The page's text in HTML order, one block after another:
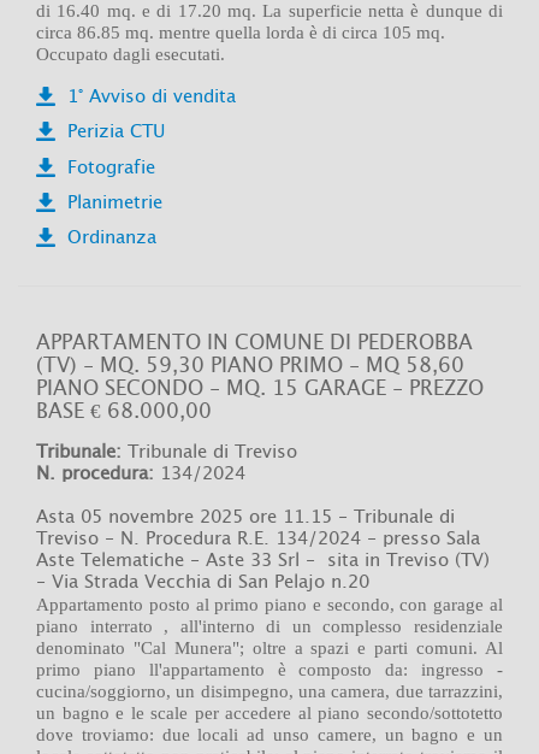
di 16.40 mq. e di 17.20 mq. La superficie netta è dunque di
circa 86.85 mq. mentre quella lorda è di circa 105 mq.
Occupato dagli esecutati.
1° Avviso di vendita
Perizia CTU
Fotografie
Planimetrie
Ordinanza
APPARTAMENTO IN COMUNE DI PEDEROBBA
(TV) - MQ. 59,30 PIANO PRIMO - MQ 58,60
PIANO SECONDO - MQ. 15 GARAGE - PREZZO
BASE € 68.000,00
Tribunale: Tribunale di Treviso
N. procedura: 134/2024
Asta 05 novembre 2025 ore 11.15 - Tribunale di
Treviso - N. Procedura R.E. 134/2024 - presso Sala
Aste Telematiche - Aste 33 Srl - sita in Treviso (TV)
- Via Strada Vecchia di San Pelajo n.20
Appartamento posto al primo piano e secondo, con garage al
piano interrato , all'interno di un complesso residenziale
denominato "Cal Munera"; oltre a spazi e parti comuni. Al
primo piano ll'appartamento è composto da: ingresso -
cucina/soggiorno, un disimpegno, una camera, due tarrazzini,
un bagno e le scale per accedere al piano secondo/sottotetto
dove troviamo: due locali ad unso camere, un bagno e un